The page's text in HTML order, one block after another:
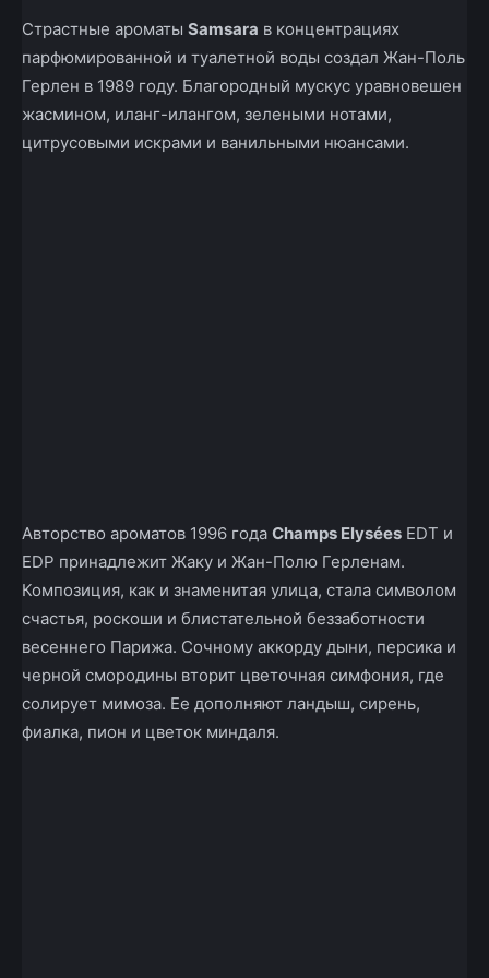
Страстные ароматы Samsara в концентрациях
парфюмированной и туалетной воды создал Жан-Поль
Герлен в 1989 году. Благородный мускус уравновешен
жасмином, иланг-илангом, зелеными нотами,
цитрусовыми искрами и ванильными нюансами.
Авторство ароматов 1996 года Champs Elysées EDT и
EDP принадлежит Жаку и Жан-Полю Герленам.
Композиция, как и знаменитая улица, стала символом
счастья, роскоши и блистательной беззаботности
весеннего Парижа. Сочному аккорду дыни, персика и
черной смородины вторит цветочная симфония, где
солирует мимоза. Ее дополняют ландыш, сирень,
фиалка, пион и цветок миндаля.